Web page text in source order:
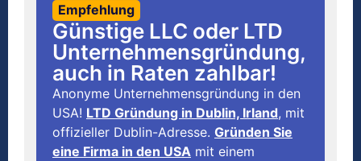
Empfehlung
Günstige LLC oder LTD
Unternehmensgründung,
auch in Raten zahlbar!
Anonyme Unternehmensgründung in den
USA! LTD Gründung in Dublin, Irland, mit
offizieller Dublin-Adresse. Gründen Sie
eine Firma in den USA mit einem